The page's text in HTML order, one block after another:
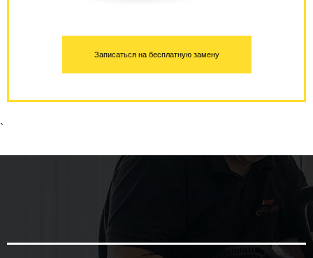
Записаться на бесплатную замену
`